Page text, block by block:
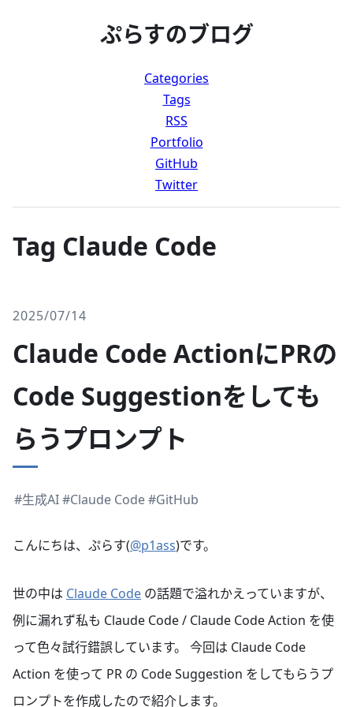
ぷらすのブログ
Categories
Tags
RSS
Portfolio
GitHub
Twitter
Tag Claude Code
2025/07/14
Claude Code ActionにPRの
Code Suggestionをしても
らうプロンプト
#生成AI#Claude Code#GitHub
こんにちは、ぷらす(@p1ass)です。
世の中は Claude Code の話題で溢れかえっていますが、
例に漏れず私も Claude Code / Claude Code Action を使
って色々試行錯誤しています。 今回は Claude Code
Action を使って PR の Code Suggestion をしてもらうプ
ロンプトを作成したので紹介します。